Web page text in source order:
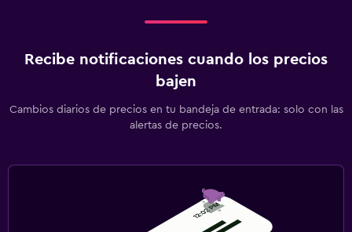
Recibe notificaciones cuando los precios
bajen
Cambios diarios de precios en tu bandeja de entrada: solo con las
alertas de precios.